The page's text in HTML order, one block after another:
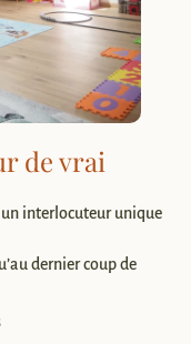
de vrai
un interlocuteur unique
dernier coup de